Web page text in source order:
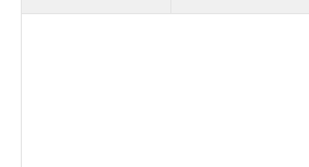
Școala de Fotbal Valea